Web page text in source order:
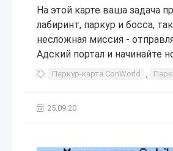
На этой карте ваша задача
лабиринт, паркур и босса,
несложная миссия -
Адский портал и начинайте
Паркур-карта ConWorld ,
25.09.20